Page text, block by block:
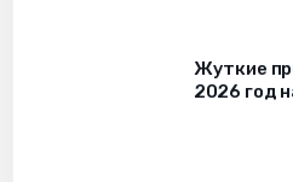
Жуткие
2026 год